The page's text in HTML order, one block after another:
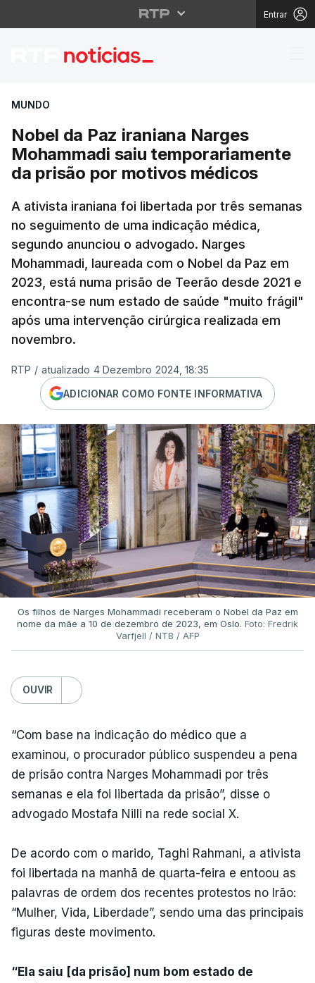
Entrar
Nobel da Paz
MUNDO
Nobel da Paz iraniana Narges
Mohammadi saiu temporariamente
da prisão por motivos médicos
A ativista iraniana foi libertada por três semanas
no seguimento de uma indicação médica,
segundo anunciou o advogado. Narges
Mohammadi, laureada com o Nobel da Paz em
2023, está numa prisão de Teerão desde 2021 e
encontra-se num estado de saúde "muito frágil"
após uma intervenção cirúrgica realizada em
novembro.
RTP / atualizado 4 Dezembro 2024, 18:35
ADICIONAR COMO FONTE INFORMATIVA
Os filhos de Narges Mohammadi receberam o Nobel da Paz em
nome da mãe a 10 de dezembro de 2023, em Oslo. Foto: Fredrik
Varfjell / NTB / AFP
OUVIR
“Com base na indicação do médico que a
examinou, o procurador público suspendeu a pena
de prisão contra Narges Mohammadi por três
semanas e ela foi libertada da prisão”, disse o
advogado Mostafa Nilli na rede social X.
De acordo com o marido, Taghi Rahmani, a ativista
foi libertada na manhã de quarta-feira e entoou as
palavras de ordem dos recentes protestos no Irão:
“Mulher, Vida, Liberdade”, sendo uma das principais
figuras deste movimento.
“Ela saiu [da prisão] num bom estado de